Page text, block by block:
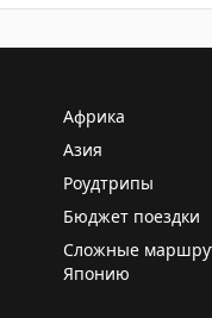
Африка
Азия
Роудтрипы
Бюджет поездки
Сложные
Японию